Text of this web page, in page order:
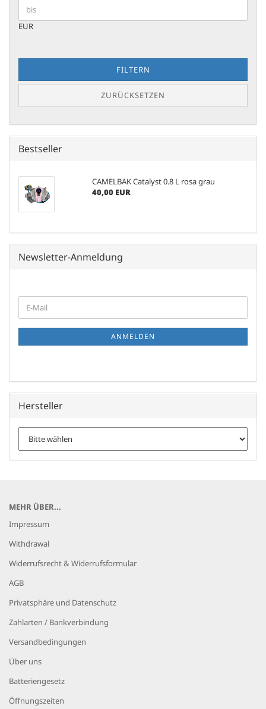
EUR
FILTERN
ZURÜCKSETZEN
Bestseller
CAMELBAK Catalyst 0.8 L rosa grau
40,00 EUR
Newsletter-Anmeldung
ZUR
NEWSLETTER-
E-
Mail
ANMELDEN
Hersteller
MEHR ÜBER...
Impressum
Withdrawal
Widerrufsrecht & Widerrufsformular
AGB
Privatsphäre und Datenschutz
Zahlarten / Bankverbindung
Versandbedingungen
Über uns
Batteriengesetz
Öffnungszeiten